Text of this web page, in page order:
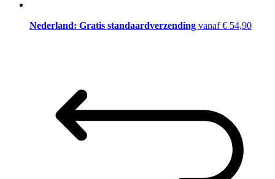
Nederland: Gratis standaardverzending vanaf € 54,90